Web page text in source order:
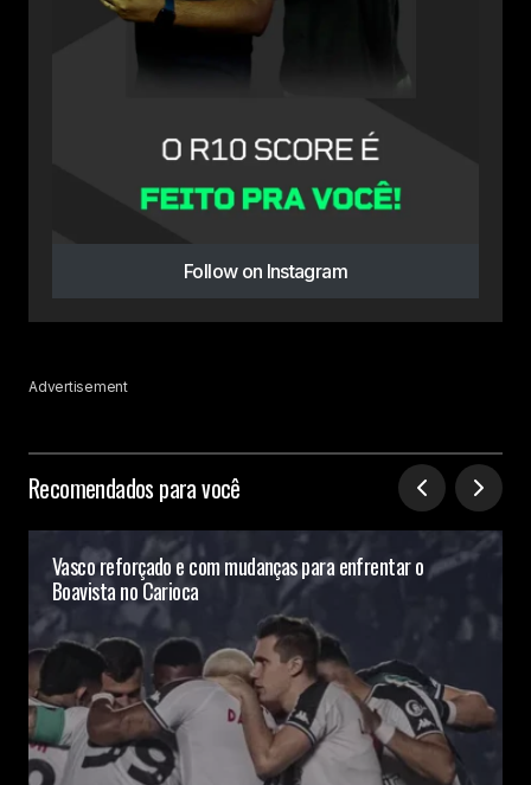
Follow on Instagram
Advertisement
Recomendados para você
Vasco reforçado e com mudanças para enfrentar o
Boavista no Carioca